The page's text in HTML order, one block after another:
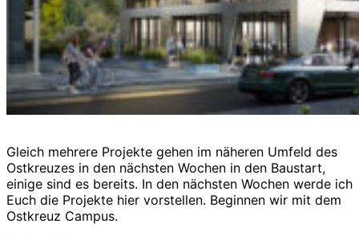
Gleich mehrere Projekte gehen im näheren Umfeld des
Ostkreuzes in den nächsten Wochen in den Baustart,
einige sind es bereits. In den nächsten Wochen werde ich
Euch die Projekte hier vorstellen. Beginnen wir mit dem
Ostkreuz Campus.